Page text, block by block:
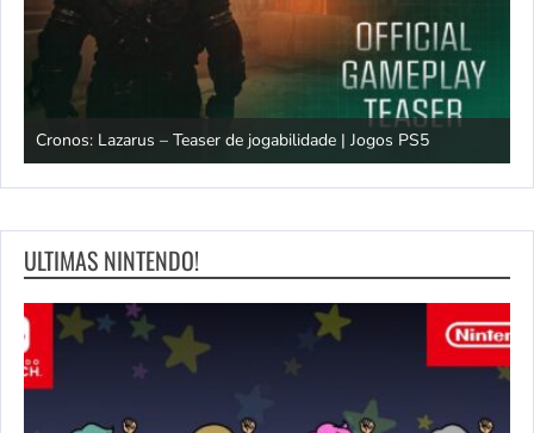
Cronos: Lazarus – Teaser de jogabilidade | Jogos PS5
ULTIMAS NINTENDO!